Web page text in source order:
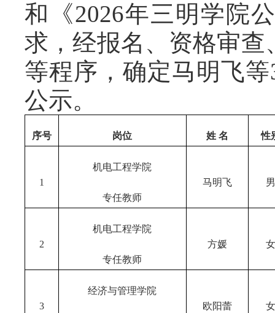
和《2026年三明学院
求，经报名、资格审
等程序，确定马明飞
公示。
序号 岗位 姓 名 性
1
机电工程学院
专任教师
马明飞
2
机电工程学院
专任教师
方媛
3
经济与管理学院
欧阳蕾